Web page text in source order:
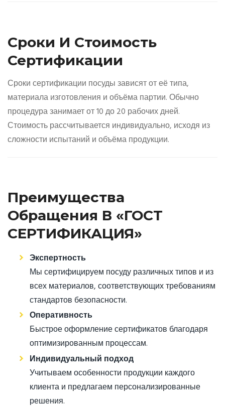
Сроки И Стоимость
Сертификации
Сроки сертификации посуды зависят от её типа,
материала изготовления и объёма партии. Обычно
процедура занимает от 10 до 20 рабочих дней.
Стоимость рассчитывается индивидуально, исходя из
сложности испытаний и объёма продукции.
Преимущества
Обращения В «ГОСТ
СЕРТИФИКАЦИЯ»
Экспертность
Мы сертифицируем посуду различных типов и из
всех материалов, соответствующих требованиям
стандартов безопасности.
Оперативность
Быстрое оформление сертификатов благодаря
оптимизированным процессам.
Индивидуальный подход
Учитываем особенности продукции каждого
клиента и предлагаем персонализированные
решения.